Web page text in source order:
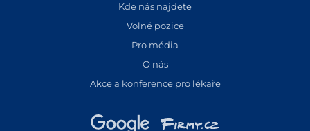
Kde nás najdete
Volné pozice
Pro média
O nás
Akce a konference pro lékaře